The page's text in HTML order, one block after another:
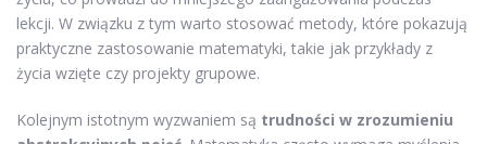
lekcji. W związku z tym warto stosować metody, które pokazują
praktyczne zastosowanie matematyki, takie jak przykłady z
życia wzięte czy projekty grupowe.
Kolejnym istotnym wyzwaniem są trudności w zrozumieniu